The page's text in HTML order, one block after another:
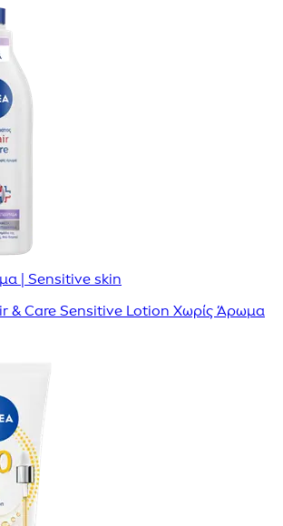
| Sensitive skin
& Care Sensitive Lotion Χωρίς Άρωμα